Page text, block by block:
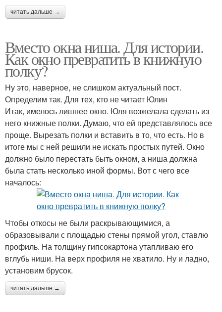
читать дальше →
Вместо окна ниша. Для истории.
Как окно превратить в книжную
полку?
Ну это, наверное, не слишком актуальный пост.
Определим так. Для тех, кто не читает Юлин
Итак, имелось лишнее окно. Юля возжелала сделать из
него книжные полки. Думаю, что ей представлялось все
проще. Вырезать полки и вставить в то, что есть. Но в
итоге мы с ней решили не искать простых путей. Окно
должно было перестать быть окном, а ниша должна
была стать несколько иной формы. Вот с чего все
началось:
Чтобы откосы не были раскрывающимися, а
образовывали с площадью стены прямой угол, ставлю
профиль. На толщину гипсокартона утапливаю его
вглубь ниши. На верх профиля не хватило. Ну и ладно,
установим брусок.
читать дальше →